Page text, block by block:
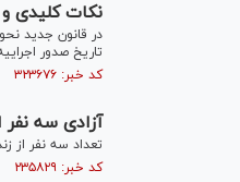
نکات کلیدی و
در قانون جدید
تاریخ صدور
کد خبر: ۳۲۳۶۷۶ تاریخ انتشار : ۱۳۹۶/۰۴/۰۸
آزادی سه نفر
تعداد سه نفر از
کد خبر: ۲۳۵۸۲۹ تاریخ انتشار : ۱۳۹۵/۰۸/۰۳